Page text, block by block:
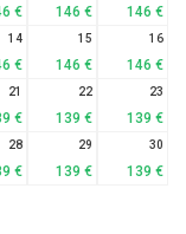
€ 146 € 146 €
14
€
15
146 €
16
146 €
21
€
22
139 €
23
139 €
28
€
29
139 €
30
139 €